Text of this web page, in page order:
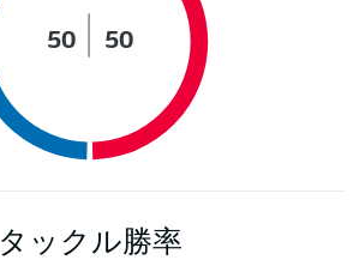
50 50
タックル勝率